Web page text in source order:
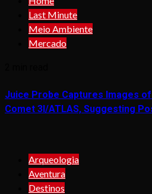
Last Minute
Meio Ambiente
Mercado
Juice Probe Captures Images
Comet 3I/ATLAS, Suggesting
Arqueologia
Aventura
Destinos